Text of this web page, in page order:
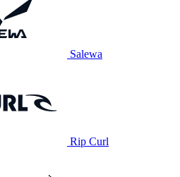
Salewa
Rip Curl